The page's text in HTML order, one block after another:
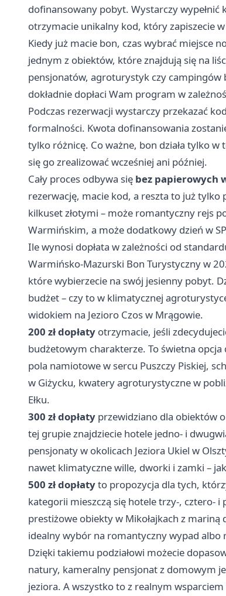
dofinansowany pobyt. Wystarczy
otrzymacie unikalny kod, który zapiszecie
Kiedy już macie bon, czas wybrać miejsce
jednym z obiektów, które znajdują się na
pensjonatów, agroturystyk czy campingów
dokładnie dopłaci Wam program w
Podczas rezerwacji wystarczy przekazać
formalności. Kwota dofinansowania
tylko różnicę. Co ważne, bon działa tylko w
się go zrealizować wcześniej ani później.
Cały proces odbywa się bez papierowych
rezerwację, macie kod, a reszta to już
kilkuset złotymi – może romantyczny rejs
Warmińskim, a może dodatkowy dzień w
Ile wynosi dopłata w zależności od
Warmińsko-Mazurski Bon Turystyczny w
które wybierzecie na swój jesienny pobyt.
budżet – czy to w klimatycznej
widokiem na Jezioro Czos w Mrągowie.
200 zł dopłaty otrzymacie, jeśli
budżetowym charakterze. To świetna
pola namiotowe w sercu Puszczy Piskiej,
w Giżycku, kwatery agroturystyczne w
Ełku.
300 zł dopłaty przewidziano dla obiektów
tej grupie znajdziecie hotele jedno- i
pensjonaty w okolicach Jeziora Ukiel w
nawet klimatyczne wille, dworki i zamki –
500 zł dopłatyto propozycja dla tych,
kategorii mieszczą się hotele trzy-, cztero- i
prestiżowe obiekty w Mikołajkach z mariną
idealny wybór na romantyczny wypad albo
Dzięki takiemu podziałowi możecie
natury, kameralny pensjonat z domowym
jeziora. A wszystko to z realnym